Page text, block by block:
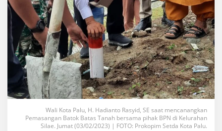
Wali Kota Palu, H. Hadianto Rasyid, SE saat mencanangkan
Pemasangan Batok Batas Tanah bersama pihak BPN di Kelurahan
Silae. Jumat (03/02/2023) | FOTO: Prokopim Setda Kota Palu.